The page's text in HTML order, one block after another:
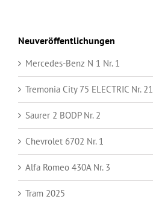
Neuveröffentlichungen
Mercedes-Benz N 1 Nr. 1
Tremonia City 75 ELECTRIC Nr. 21
Saurer 2 BODP Nr. 2
Chevrolet 6702 Nr. 1
Alfa Romeo 430A Nr. 3
Tram 2025